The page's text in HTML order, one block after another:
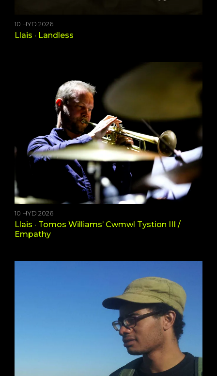
10 HYD 2026
Llais · Landless
10 HYD 2026
Llais · Tomos Williams’ Cwmwl Tystion III /
Empathy